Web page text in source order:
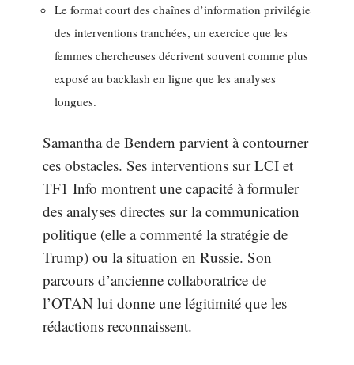
Le format court des chaînes d’information privilégie
des interventions tranchées, un exercice que les
femmes chercheuses décrivent souvent comme plus
exposé au backlash en ligne que les analyses
longues.
Samantha de Bendern parvient à contourner
ces obstacles. Ses interventions sur LCI et
TF1 Info montrent une capacité à formuler
des analyses directes sur la communication
politique (elle a commenté la stratégie de
Trump) ou la situation en Russie. Son
parcours d’ancienne collaboratrice de
l’OTAN lui donne une légitimité que les
rédactions reconnaissent.